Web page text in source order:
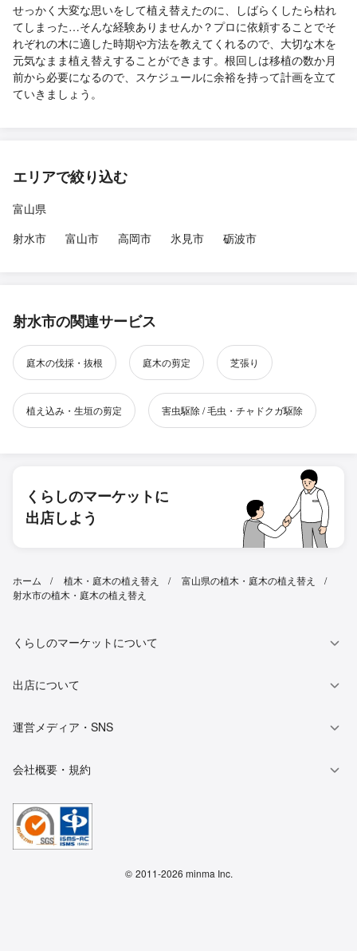
せっかく大変な思いをして植え替えたのに、しばらくしたら枯れ
てしまった…そんな経験ありませんか？プロに依頼することでそ
れぞれの木に適した時期や方法を教えてくれるので、大切な木を
元気なまま植え替えすることができます。根回しは移植の数か月
前から必要になるので、スケジュールに余裕を持って計画を立て
ていきましょう。
エリアで絞り込む
富山県
射水市
富山市 高岡市 氷見市 砺波市
射水市の関連サービス
庭木の伐採・抜根 庭木の剪定 芝張り
植え込み・生垣の剪定 害虫駆除 / 毛虫・チャドクガ駆除
くらしのマーケットに
出店しよう
ホーム 植木・庭木の植え替え
富山県の植木・庭木の植え替え
射水市の植木・庭木の植え替え
くらしのマーケットについて
出店について
運営メディア・SNS
会社概要・規約
© 2011-2026 minma Inc.